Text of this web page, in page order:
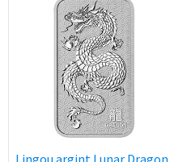
Lingou argint Lunar Dragon